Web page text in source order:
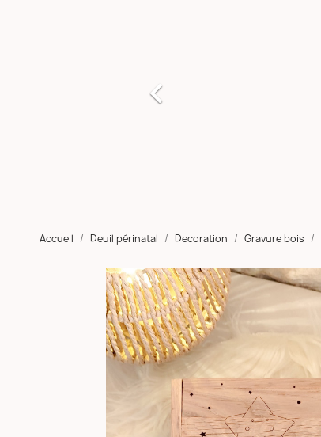

Accueil Deuil périnatal Decoration Gravure bois